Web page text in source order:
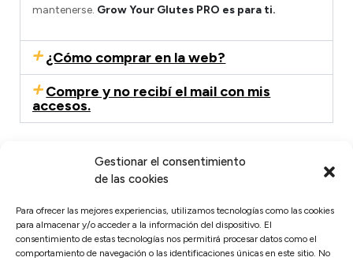
Gestionar el consentimiento
de las cookies
Para ofrecer las mejores experiencias, utilizamos tecnologías como las cookies
para almacenar y/o acceder a la información del dispositivo. El
consentimiento de estas tecnologías nos permitirá procesar datos como el
comportamiento de navegación o las identificaciones únicas en este sitio. No
mantenerse. Grow Your Glutes PRO es para ti.
¿Cómo comprar en la web?
Compre y no recibí el mail con mis
accesos.
Políticas de cumplimiento